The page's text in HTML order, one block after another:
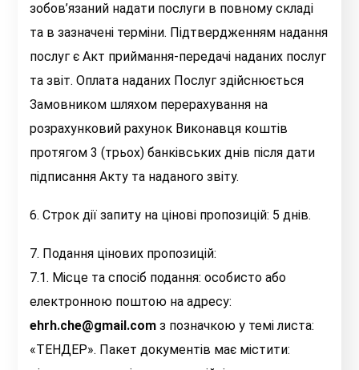
зобов’язаний надати послуги в повному складі
та в зазначені терміни. Підтвердженням надання
послуг є Акт приймання-передачі наданих послуг
та звіт. Оплата наданих Послуг здійснюється
Замовником шляхом перерахування на
розрахунковий рахунок Виконавця коштів
протягом 3 (трьох) банківських днів після дати
підписання Акту та наданого звіту.
6. Строк дії запиту на цінові пропозицій: 5 днів.
7. Подання цінових пропозицій:
7.1. Місце та спосіб подання: особисто або
електронною поштою на адресу:
ehrh.che@gmail.com з позначкою у темі листа:
«ТЕНДЕР». Пакет документів має містити: